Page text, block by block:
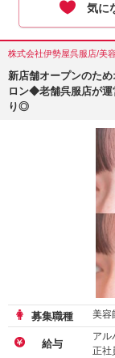
気に
株式会社伊勢屋呉服店/美
新店舗オープンのた
ロン◆老舗呉服店が運
り◎
募集職種 美容
給与
アル
正社